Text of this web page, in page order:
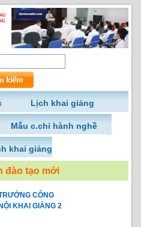
Lịch khai giảng
Mẫu c.chỉ hành nghề
khai giảng
đào tạo mới
CÔNG
KHAI GIẢNG 2